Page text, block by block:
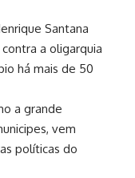
Santana
a oligarquia
há mais de 50
a grande
vem
políticas do